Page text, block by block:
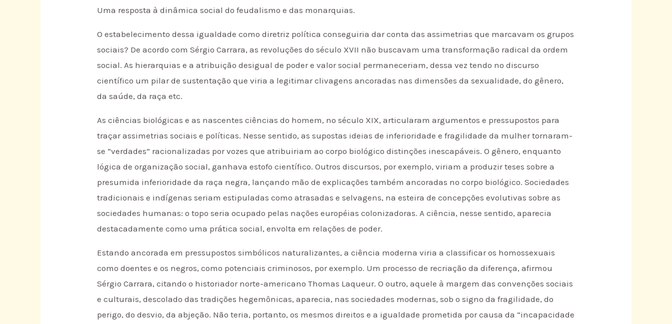
Uma resposta à dinâmica social do feudalismo e das monarquias.
O estabelecimento dessa igualdade como diretriz política conseguiria dar conta das assimetrias que marcavam os grupos
sociais? De acordo com Sérgio Carrara, as revoluções do século XVII não buscavam uma transformação radical da ordem
social. As hierarquias e a atribuição desigual de poder e valor social permaneceriam, dessa vez tendo no discurso
científico um pilar de sustentação que viria a legitimar clivagens ancoradas nas dimensões da sexualidade, do gênero,
da saúde, da raça etc.
As ciências biológicas e as nascentes ciências do homem, no século XIX, articularam argumentos e pressupostos para
traçar assimetrias sociais e políticas. Nesse sentido, as supostas ideias de inferioridade e fragilidade da mulher tornaram-
se “verdades” racionalizadas por vozes que atribuiriam ao corpo biológico distinções inescapáveis. O gênero, enquanto
lógica de organização social, ganhava estofo científico. Outros discursos, por exemplo, viriam a produzir teses sobre a
presumida inferioridade da raça negra, lançando mão de explicações também ancoradas no corpo biológico. Sociedades
tradicionais e indígenas seriam estipuladas como atrasadas e selvagens, na esteira de concepções evolutivas sobre as
sociedades humanas: o topo seria ocupado pelas nações européias colonizadoras. A ciência, nesse sentido, aparecia
destacadamente como uma prática social, envolta em relações de poder.
Estando ancorada em pressupostos simbólicos naturalizantes, a ciência moderna viria a classificar os homossexuais
como doentes e os negros, como potenciais criminosos, por exemplo. Um processo de recriação da diferença, afirmou
Sérgio Carrara, citando o historiador norte-americano Thomas Laqueur. O outro, aquele à margem das convenções sociais
e culturais, descolado das tradições hegemônicas, aparecia, nas sociedades modernas, sob o signo da fragilidade, do
perigo, do desvio, da abjeção. Não teria, portanto, os mesmos direitos e a igualdade prometida por causa da “incapacidade